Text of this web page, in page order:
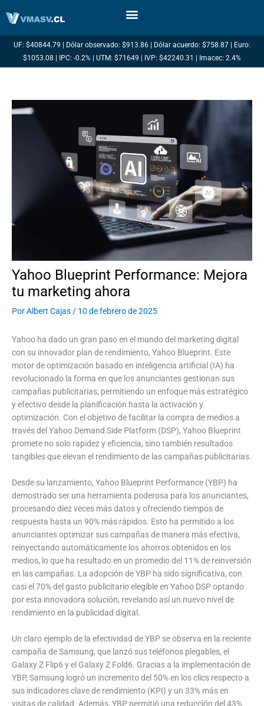
UF: $40844.79 | Dólar observado: $913.86 | Dólar acuerdo: $758.87 | Euro:
$1053.08 | IPC: -0.2% | UTM: $71649 | IVP: $42240.31 | Imacec: 2.4%
Yahoo Blueprint Performance: Mejora
tu marketing ahora
PorAlbert Cajas / 10 de febrero de 2025
Yahoo ha dado un gran paso en el mundo del marketing digital
con su innovador plan de rendimiento, Yahoo Blueprint. Este
motor de optimización basado en inteligencia artificial (IA) ha
revolucionado la forma en que los anunciantes gestionan sus
campañas publicitarias, permitiendo un enfoque más estratégico
y efectivo desde la planificación hasta la activación y
optimización. Con el objetivo de facilitar la compra de medios a
través del Yahoo Demand Side Platform (DSP), Yahoo Blueprint
promete no solo rapidez y eficiencia, sino también resultados
tangibles que elevan el rendimiento de las campañas publicitarias.
Desde su lanzamiento, Yahoo Blueprint Performance (YBP) ha
demostrado ser una herramienta poderosa para los anunciantes,
procesando diez veces más datos y ofreciendo tiempos de
respuesta hasta un 90% más rápidos. Esto ha permitido a los
anunciantes optimizar sus campañas de manera más efectiva,
reinyectando automáticamente los ahorros obtenidos en los
medios, lo que ha resultado en un promedio del 11% de reinversión
en las campañas. La adopción de YBP ha sido significativa, con
casi el 70% del gasto publicitario elegible en Yahoo DSP optando
por esta innovadora solución, revelando así un nuevo nivel de
rendimiento en la publicidad digital.
Un claro ejemplo de la efectividad de YBP se observa en la reciente
campaña de Samsung, que lanzó sus teléfonos plegables, el
Galaxy Z Flip6 y el Galaxy Z Fold6. Gracias a la implementación de
YBP, Samsung logró un incremento del 50% en los clics respecto a
sus indicadores clave de rendimiento (KPI) y un 33% más en
visitas de calidad. Además, YBP permitió una reducción del 43%